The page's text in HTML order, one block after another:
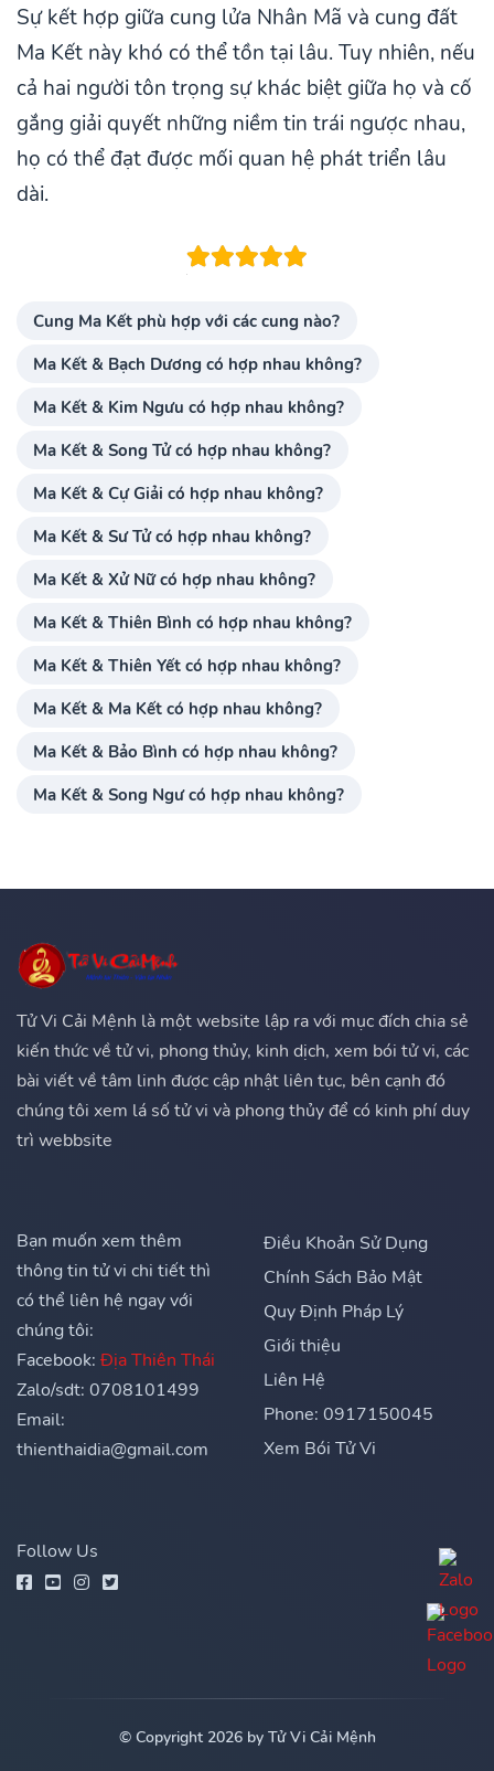
Sự kết hợp giữa cung lửa Nhân Mã và cung đất
Ma Kết này khó có thể tồn tại lâu. Tuy nhiên, nếu
cả hai người tôn trọng sự khác biệt giữa họ và cố
gắng giải quyết những niềm tin trái ngược nhau,
họ có thể đạt được mối quan hệ phát triển lâu
dài.
Cung Ma Kết phù hợp với các cung nào?
Ma Kết & Bạch Dương có hợp nhau không?
Ma Kết & Kim Ngưu có hợp nhau không?
Ma Kết & Song Tử có hợp nhau không?
Ma Kết & Cự Giải có hợp nhau không?
Ma Kết & Sư Tử có hợp nhau không?
Ma Kết & Xử Nữ có hợp nhau không?
Ma Kết & Thiên Bình có hợp nhau không?
Ma Kết & Thiên Yết có hợp nhau không?
Ma Kết & Ma Kết có hợp nhau không?
Ma Kết & Bảo Bình có hợp nhau không?
Ma Kết & Song Ngư có hợp nhau không?
Tử Vi Cải Mệnh là một website lập ra với mục đích chia sẻ
kiến thức về tử vi, phong thủy, kinh dịch, xem bói tử vi, các
bài viết về tâm linh được cập nhật liên tục, bên cạnh đó
chúng tôi xem lá số tử vi và phong thủy để có kinh phí duy
trì webbsite
Bạn muốn xem thêm
thông tin tử vi chi tiết thì
có thể liên hệ ngay với
chúng tôi:
Facebook: Địa Thiên Thái
Zalo/sdt: 0708101499
Email:
thienthaidia@gmail.com
Điều Khoản Sử Dụng
Chính Sách Bảo Mật
Quy Định Pháp Lý
Giới thiệu
Liên Hệ
Phone: 0917150045
Xem Bói Tử Vi
Follow Us
© Copyright 2026 by Tử Vi Cải Mệnh